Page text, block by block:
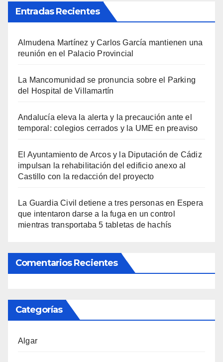
Entradas Recientes
Almudena Martínez y Carlos García mantienen una
reunión en el Palacio Provincial
La Mancomunidad se pronuncia sobre el Parking
del Hospital de Villamartín
Andalucía eleva la alerta y la precaución ante el
temporal: colegios cerrados y la UME en preaviso
El Ayuntamiento de Arcos y la Diputación de Cádiz
impulsan la rehabilitación del edificio anexo al
Castillo con la redacción del proyecto
La Guardia Civil detiene a tres personas en Espera
que intentaron darse a la fuga en un control
mientras transportaba 5 tabletas de hachís
Comentarios Recientes
Categorías
Algar